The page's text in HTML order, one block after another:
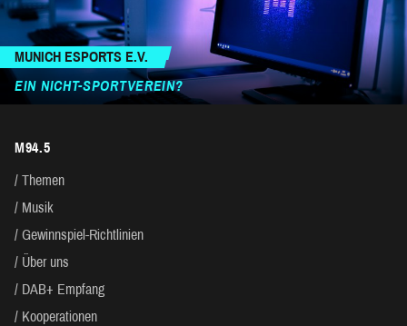
MUNICH ESPORTS E.V.
EIN NICHT-SPORTVEREIN?
M94.5
Themen
Musik
Gewinnspiel-Richtlinien
Über uns
DAB+ Empfang
Kooperationen